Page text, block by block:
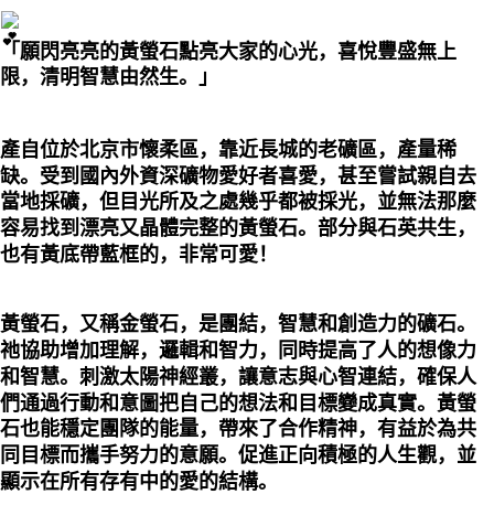
「願閃亮亮的黃螢石點亮大家的心光，喜悅豐盛無上
限，清明智慧由然生。」
產自位於北京市懷柔區，靠近長城的老礦區，產量稀
缺。受到國內外資深礦物愛好者喜愛，甚至嘗試親自去
當地採礦，但目光所及之處幾乎都被採光，並無法那麼
容易找到漂亮又晶體完整的黃螢石。部分與石英共生，
也有黃底帶藍框的，非常可愛！
黃螢石，又稱金螢石，是團結，智慧和創造力的礦石。
祂協助增加理解，邏輯和智力，同時提高了人的想像力
和智慧。刺激太陽神經叢，讓意志與心智連結，確保人
們通過行動和意圖把自己的想法和目標變成真實。黃螢
石也能穩定團隊的能量，帶來了合作精神，有益於為共
同目標而攜手努力的意願。促進正向積極的人生觀，並
顯示在所有存有中的愛的結構。